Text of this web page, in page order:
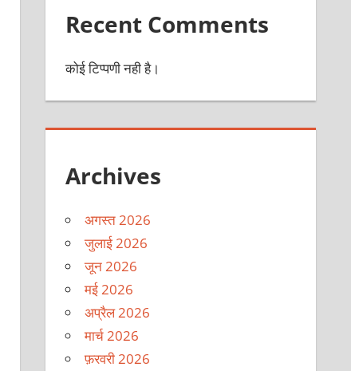
Recent Comments
कोई टिप्पणी नही है।
Archives
अगस्त 2026
जुलाई 2026
जून 2026
मई 2026
अप्रैल 2026
मार्च 2026
फ़रवरी 2026